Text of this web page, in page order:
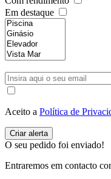
Em destaque
Aceito a Política de
O seu pedido foi enviado!
Entraremos em contacto